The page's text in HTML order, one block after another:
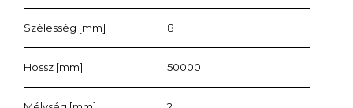
Szélesség [mm] 8
Hossz [mm] 50000